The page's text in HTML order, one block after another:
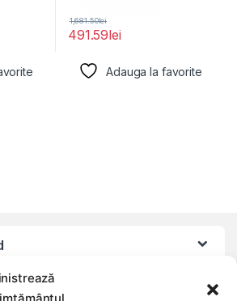
491.59lei
1,681.50lei
Adauga la favorite